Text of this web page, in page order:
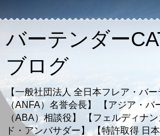
バーテンダー
ブログ
【一般社団法人 全日本フレア・バ
（ANFA）名誉会長】 【アジア・バ
（ABA）相談役】 【フェルディナ
ド・アンバサダー】 【特許取得 日